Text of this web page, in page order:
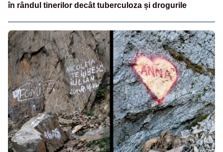
în rândul tinerilor decât tuberculoza și drogurile